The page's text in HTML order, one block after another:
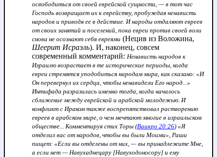
освободиться от своей еврейской сущности, — в тот час
Господь возвращает их к еврейству, пробуждая ненависть
народов и приводя ее в действие. И народы отдаляют евреев
от своих занятий и поселений, пока евреи против своей воли
снова не осознают себя евреями (Нецив из Воложина,
Шеерит Исраэль). И, наконец, совсем
современный комментарий: Ненависть народов к
Израилю возрастает в те исторические периоды, когда
евреи стремятся уподобиться народам мира, как сказано: «И
Он перевернул их сердца, чтобы ненавидели Его народ...»
Интифада разразилась именно тогда, когда началось
сближение между еврейской и арабской молодежью. И
конфликт с Ираком также воспрепятствовал растворению
евреев в арабском мире, о чем мечтают многие в израильском
обществе... Комментируя стих Торы (Ваикро 20:26) «Я
отделил вас от народов, чтобы вы были Моими», Раши
пищет: «Если вы отделены от них, — вы принадлежите Мне,
а если нет — Навухаднецару [Навуходоносору] и ему